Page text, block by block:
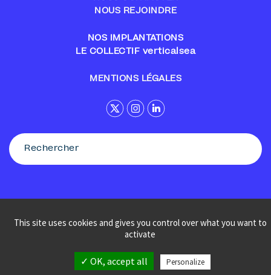
NOUS REJOINDRE
NOS IMPLANTATIONS
LE COLLECTIF verticalsea
MENTIONS LÉGALES
© Sennse
This site uses cookies and gives you control over what you want to
activate
✓ OK, accept all Personalize